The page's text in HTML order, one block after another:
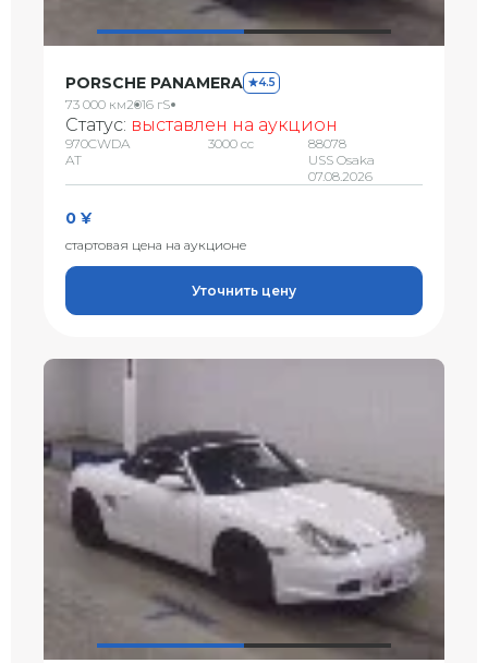
PORSCHE PANAMERA 4.5
73 000 км2016 гS
Статус: выставлен на аукцион
970CWDA
AT
3000 сс
88078
USS Osaka
07.08.2026
0 ¥
стартовая цена на аукционе
Уточнить цену